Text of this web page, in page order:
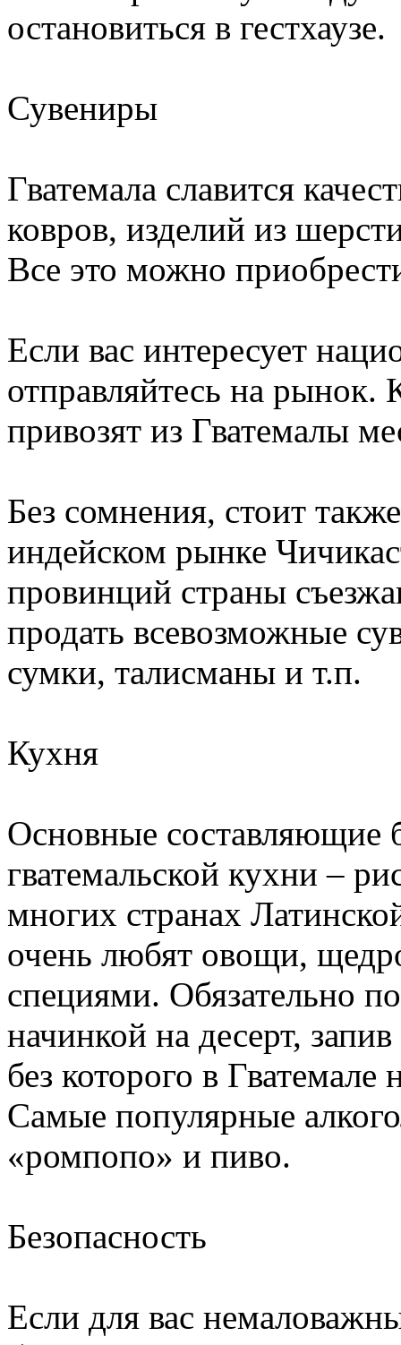
остановиться в гестхаузе.
Сувениры
Гватемала славится
ковров, изделий из
Все это можно
Если вас интересует
отправляйтесь на рынок.
привозят из Гватемалы
Без сомнения, стоит
индейском рынке
провинций страны
продать всевозможные
сумки, талисманы и т.п.
Кухня
Основные составляющие
гватемальской кухни –
многих странах
очень любят овощи,
специями. Обязательно
начинкой на десерт,
без которого в Гватемале
Самые популярные
«ромпопо» и пиво.
Безопасность
Если для вас